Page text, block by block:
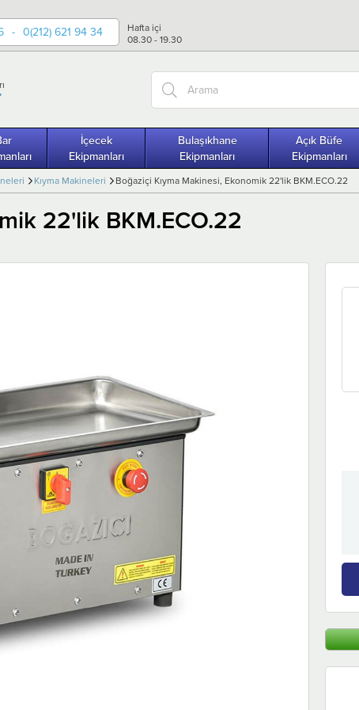
- 0(212) 621 94 34
Hafta içi
08.30 - 19.30
İçecek
Ekipmanları
Bulaşıkhane
Ekipmanları
Açık Büfe
Ekipmanları
Kıyma Makineleri Boğaziçi Kıyma Makinesi, Ekonomik 22'lik BKM.ECO.22
22'lik BKM.ECO.22